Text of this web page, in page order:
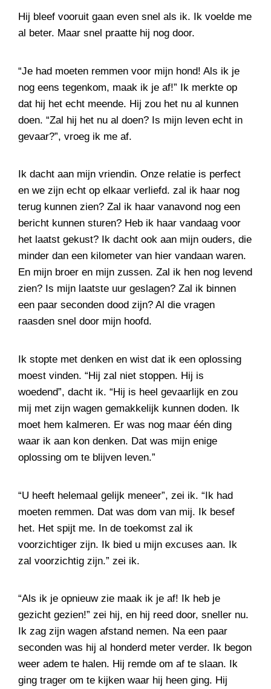
Hij bleef vooruit gaan even snel als ik. Ik voelde me
al beter. Maar snel praatte hij nog door.
“Je had moeten remmen voor mijn hond! Als ik je
nog eens tegenkom, maak ik je af!” Ik merkte op
dat hij het echt meende. Hij zou het nu al kunnen
doen. “Zal hij het nu al doen? Is mijn leven echt in
gevaar?”, vroeg ik me af.
Ik dacht aan mijn vriendin. Onze relatie is perfect
en we zijn echt op elkaar verliefd. zal ik haar nog
terug kunnen zien? Zal ik haar vanavond nog een
bericht kunnen sturen? Heb ik haar vandaag voor
het laatst gekust? Ik dacht ook aan mijn ouders, die
minder dan een kilometer van hier vandaan waren.
En mijn broer en mijn zussen. Zal ik hen nog levend
zien? Is mijn laatste uur geslagen? Zal ik binnen
een paar seconden dood zijn? Al die vragen
raasden snel door mijn hoofd.
Ik stopte met denken en wist dat ik een oplossing
moest vinden. “Hij zal niet stoppen. Hij is
woedend”, dacht ik. “Hij is heel gevaarlijk en zou
mij met zijn wagen gemakkelijk kunnen doden. Ik
moet hem kalmeren. Er was nog maar één ding
waar ik aan kon denken. Dat was mijn enige
oplossing om te blijven leven.”
“U heeft helemaal gelijk meneer”, zei ik. “Ik had
moeten remmen. Dat was dom van mij. Ik besef
het. Het spijt me. In de toekomst zal ik
voorzichtiger zijn. Ik bied u mijn excuses aan. Ik
zal voorzichtig zijn.” zei ik.
“Als ik je opnieuw zie maak ik je af! Ik heb je
gezicht gezien!” zei hij, en hij reed door, sneller nu.
Ik zag zijn wagen afstand nemen. Na een paar
seconden was hij al honderd meter verder. Ik begon
weer adem te halen. Hij remde om af te slaan. Ik
ging trager om te kijken waar hij heen ging. Hij